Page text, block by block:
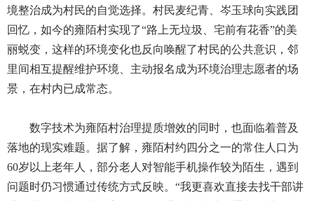
境整治成为村民的自觉选择。村民麦纪青、岑玉球向实践团
回忆，如今的雍陌村实现了“路上无垃圾、宅前有花香”的美
丽蜕变，这样的环境变化也反向唤醒了村民的公共意识，邻
里间相互提醒维护环境、主动报名成为环境治理志愿者的场
景，在村内已成常态。
数字技术为雍陌村治理提质增效的同时，也面临着普及
落地的现实难题。据了解，雍陌村约四分之一的常住人口为
60岁以上老年人，部分老人对智能手机操作较为陌生，遇到
问题时仍习惯通过传统方式反映。“我更喜欢直接去找干部讲